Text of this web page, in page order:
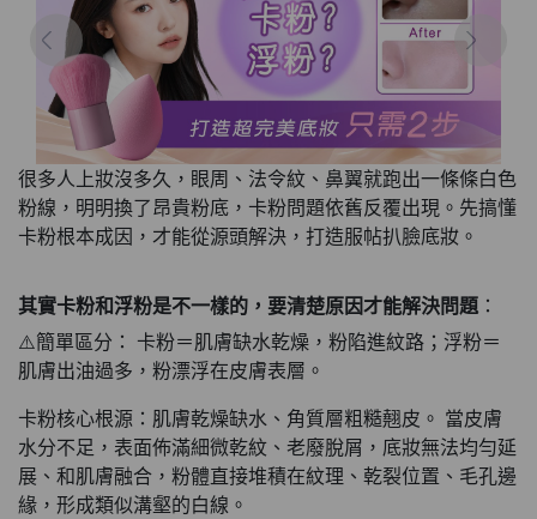
很多人上妝沒多久，眼周、法令紋、鼻翼就跑出一條條白色
粉線，明明換了昂貴粉底，卡粉問題依舊反覆出現。先搞懂
卡粉根本成因，才能從源頭解決，打造服帖扒臉底妝。
其實卡粉和浮粉是不一樣的，要清楚原因才能解決問題 ：
⚠️簡單區分： 卡粉＝肌膚缺水乾燥，粉陷進紋路；浮粉＝
肌膚出油過多，粉漂浮在皮膚表層。
卡粉核心根源：肌膚乾燥缺水、角質層粗糙翹皮。 當皮膚
水分不足，表面佈滿細微乾紋、老廢脫屑，底妝無法均勻延
展、和肌膚融合，粉體直接堆積在紋理、乾裂位置、毛孔邊
緣，形成類似溝壑的白線。